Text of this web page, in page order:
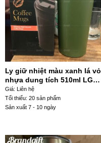
Ly giữ nhiệt màu xanh lá vỏ
nhựa dung tích 510ml LGN-
09
Giá: Liên hệ
Tổi thiểu: 20 sản phẩm
Sản xuất 7 - 10 ngày